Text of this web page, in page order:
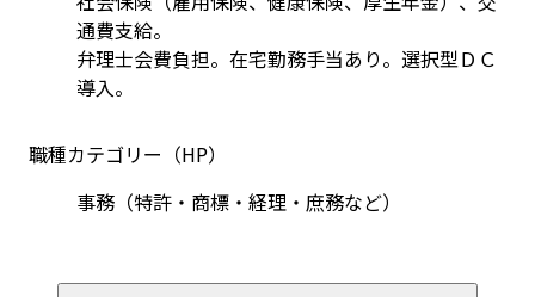
通費支給。
弁理士会費負担。在宅勤務手当あり。選択型ＤＣ
導入。
職種カテゴリー（HP）
事務（特許・商標・経理・庶務など）